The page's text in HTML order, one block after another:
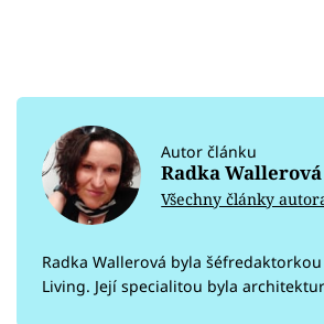
Autor článku
Radka Wallerová
Všechny články
Radka Wallerová byla
Living. Její specialitou byla